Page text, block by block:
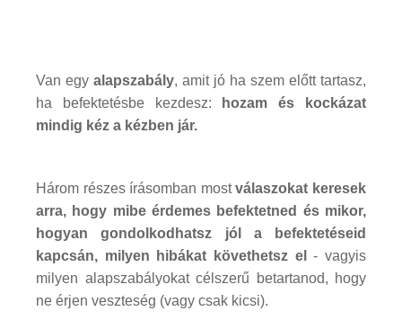
Van egy alapszabály, amit jó ha szem előtt tartasz,
ha befektetésbe kezdesz:
hozam és kockázat
mindig kéz a kézben jár.
Három részes írásomban mostválaszokat keresek
arra, hogy mibe érdemes befektetned és mikor,
hogyan gondolkodhatsz jól a befektetéseid
kapcsán, milyen hibákat követhetsz el
- vagyis
milyen alapszabályokat célszerű betartanod, hogy
ne érjen veszteség (vagy csak kicsi).